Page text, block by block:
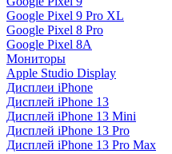
Google Pixel 9 Pro XL
Google Pixel 8 Pro
Google Pixel 8A
Мониторы
Apple Studio Display
Дисплеи iPhone
Дисплей iPhone 13
Дисплей iPhone 13 Mini
Дисплей iPhone 13 Pro
Дисплей iPhone 13 Pro Max